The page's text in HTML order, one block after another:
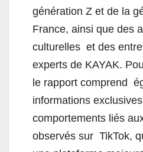
génération Z et de la
France, ainsi que des
culturelles et des
experts de KAYAK.
le rapport comprend
informations
comportements liés
observés sur TikTok,